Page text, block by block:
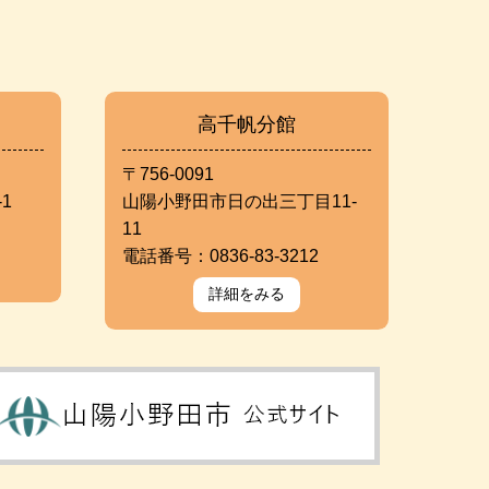
高千帆分館
〒756-0091
山陽小野田市日の出三丁目11-
11
電話番号：0836-83-3212
詳細をみる